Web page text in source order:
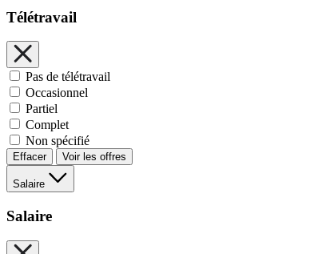
Télétravail
Pas de télétravail
Occasionnel
Partiel
Complet
Non spécifié
Effacer Voir les offres
Salaire
Salaire